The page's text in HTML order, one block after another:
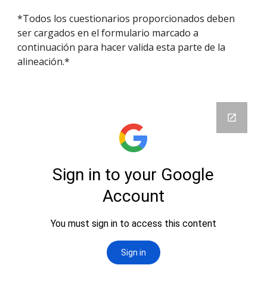
*Todos los cuestionarios proporcionados deben
ser cargados en el formulario marcado a
continuación para hacer valida esta parte de la
alineación.*